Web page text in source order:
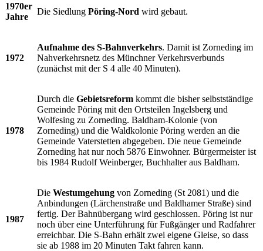
1970er
Jahre
Die Siedlung Pöring-Nord wird gebaut.
1972
Aufnahme des S-Bahnverkehrs. Damit ist Zorneding im
Nahverkehrsnetz des Münchner Verkehrsverbunds
(zunächst mit der S 4 alle 40 Minuten).
1978
Durch die Gebietsreform kommt die bisher selbstständige
Gemeinde Pöring mit den Ortsteilen Ingelsberg und
Wolfesing zu Zorneding. Baldham-Kolonie (von
Zorneding) und die Waldkolonie Pöring werden an die
Gemeinde Vaterstetten abgegeben. Die neue Gemeinde
Zorneding hat nur noch 5876 Einwohner. Bürgermeister ist
bis 1984 Rudolf Weinberger, Buchhalter aus Baldham.
1987
Die Westumgehung von Zorneding (St 2081) und die
Anbindungen (Lärchenstraße und Baldhamer Straße) sind
fertig. Der Bahnübergang wird geschlossen. Pöring ist nur
noch über eine Unterführung für Fußgänger und Radfahrer
erreichbar. Die S-Bahn erhält zwei eigene Gleise, so dass
sie ab 1988 im 20 Minuten Takt fahren kann.